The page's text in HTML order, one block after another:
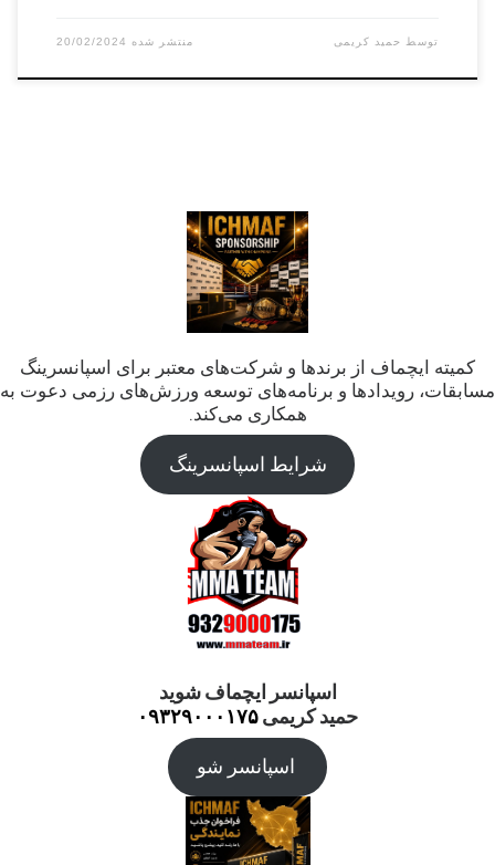
توسط حمید کریمی 20/02/2024
کمیته ایچماف از برندها و شرکت‌های معتبر برای اسپانسرینگ
مسابقات، رویدادها و برنامه‌های توسعه ورزش‌های رزمی دعوت به
همکاری می‌کند.
شرایط اسپانسرینگ
اسپانسر ایچماف شوید
حمید کریمی۰۹۳۲۹۰۰۰۱۷۵
اسپانسر شو